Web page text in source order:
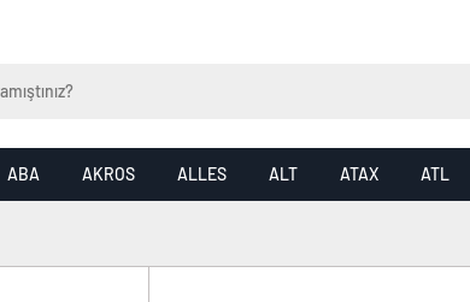
ABA AKROS ALLES ALT ATAX ATL